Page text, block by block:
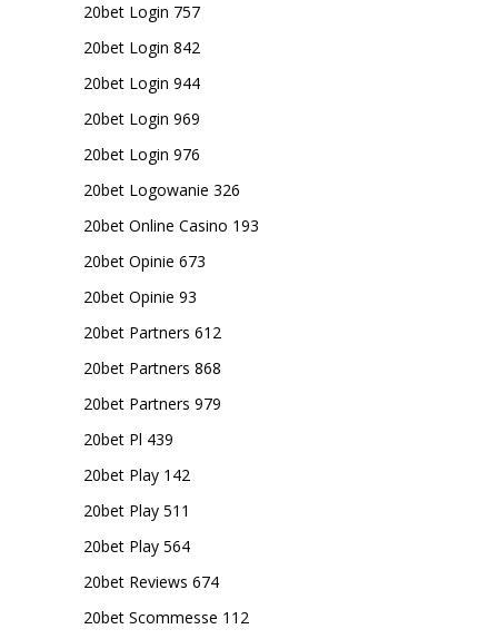
20bet Login 757
20bet Login 842
20bet Login 944
20bet Login 969
20bet Login 976
20bet Logowanie 326
20bet Online Casino 193
20bet Opinie 673
20bet Opinie 93
20bet Partners 612
20bet Partners 868
20bet Partners 979
20bet Pl 439
20bet Play 142
20bet Play 511
20bet Play 564
20bet Reviews 674
20bet Scommesse 112